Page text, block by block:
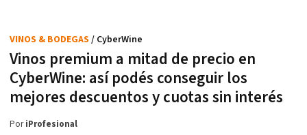
Vinos premium a mitad de precio en
CyberWine: así podés conseguir los
mejores descuentos y cuotas sin interés
VINOS & BODEGAS / CyberWine
PoriProfesional